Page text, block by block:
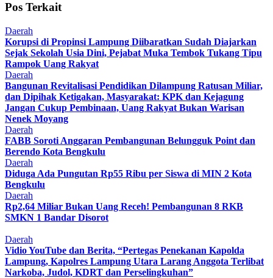
Pos Terkait
Daerah
Korupsi di Propinsi Lampung Diibaratkan Sudah Diajarkan
Sejak Sekolah Usia Dini, Pejabat Muka Tembok Tukang Tipu
Rampok Uang Rakyat
Daerah
Bangunan Revitalisasi Pendidikan Dilampung Ratusan Miliar,
dan Dipihak Ketigakan, Masyarakat: KPK dan Kejagung
Jangan Cukup Pembinaan, Uang Rakyat Bukan Warisan
Nenek Moyang
Daerah
FABB Soroti Anggaran Pembangunan Belungguk Point dan
Berendo Kota Bengkulu
Daerah
Diduga Ada Pungutan Rp55 Ribu per Siswa di MIN 2 Kota
Bengkulu
Daerah
Rp2,64 Miliar Bukan Uang Receh! Pembangunan 8 RKB
SMKN 1 Bandar Disorot
Daerah
Vidio YouTube dan Berita, “Pertegas Penekanan Kapolda
Lampung, Kapolres Lampung Utara Larang Anggota Terlibat
Narkoba, Judol, KDRT dan Perselingkuhan”